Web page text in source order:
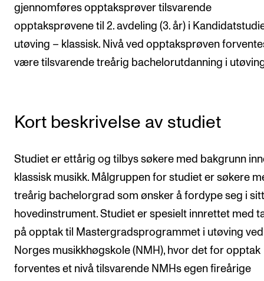
Si ifra!
Betalte spilleoppdrag
Arrangementer
Nyheter for studenter
Etter noter nyhetsbrev
KONTAKTER
Kontaktpunkt
gjennomføres opptaksprøver tilsvarende
opptaksprøvene til 2. avdeling (3. år) i
utøving – klassisk. Nivå ved opptaksprøven
være tilsvarende treårig bachelorutdanning i
Kort beskrivelse av studiet
Studiet er ettårig og tilbys søkere med bakgrunn
klassisk musikk. Målgruppen for studiet er søkere
treårig bachelorgrad som ønsker å fordype seg i sitt
hovedinstrument. Studiet er spesielt innrettet med
på opptak til Mastergradsprogrammet i utøving ved
Norges musikkhøgskole (NMH), hvor det for opptak
forventes et nivå tilsvarende NMHs egen fireårige